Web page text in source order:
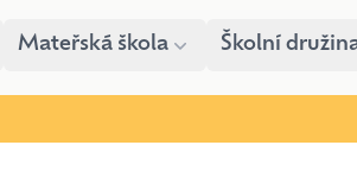
Mateřská škola Školní